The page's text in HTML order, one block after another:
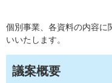
個別事業、各資料の内容に
いいたします。
議案概要